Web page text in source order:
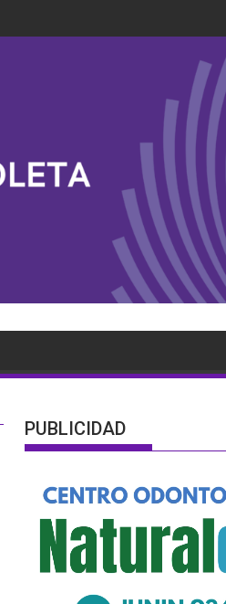
PUBLICIDAD